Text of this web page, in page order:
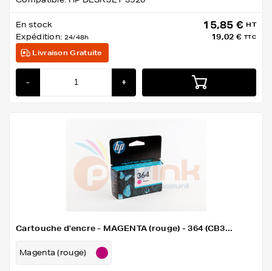
En stock
Expédition: 24/48h
15,85 € HT
19,02 € TTC
Livraison Gratuite
- +
Cartouche d'encre - MAGENTA (rouge) - 364 (CB3...
Magenta (rouge)